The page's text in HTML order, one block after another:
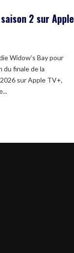
2 sur Apple
Widow’s Bay pour
du finale de la
sur Apple TV+,